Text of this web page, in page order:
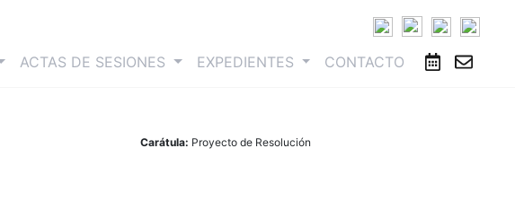
ACTAS DE SESIONES EXPEDIENTES CONTACTO
Carátula: Proyecto de Resolución